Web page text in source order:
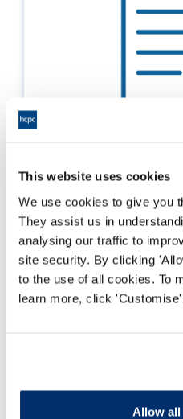
This website uses cookies
We use cookies to give you
They assist us in
analysing our traffic to
site security. By clicking
to the use of all cookies. To
learn more, click
Allow
Darllen mwy